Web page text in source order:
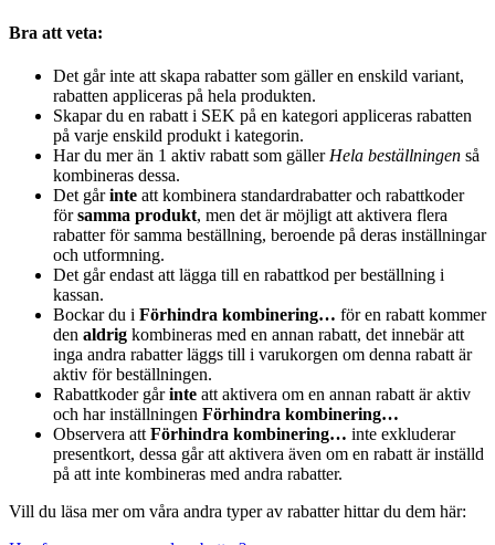
Bra att veta:
Det går inte att skapa rabatter som gäller en enskild variant,
rabatten appliceras på hela produkten.
Skapar du en rabatt i SEK på en kategori appliceras rabatten
på varje enskild produkt i kategorin.
Har du mer än 1 aktiv rabatt som gällerHela beställningen så
kombineras dessa.
Det gårinte att kombinera standardrabatter och rabattkoder
församma produkt, men det är möjligt att aktivera flera
rabatter för samma beställning, beroende på deras inställningar
och utformning.
Det går endast att lägga till en rabattkod per beställning i
kassan.
Bockar du i Förhindra kombinering… för en rabatt kommer
den aldrig kombineras med en annan rabatt, det innebär att
inga andra rabatter läggs till i varukorgen om denna rabatt är
aktiv för beställningen.
Rabattkoder gårinte att aktivera om en annan rabatt är aktiv
och har inställningen Förhindra kombinering…
Observera attFörhindra kombinering… inte exkluderar
presentkort, dessa går att aktivera även om en rabatt är inställd
på att inte kombineras med andra rabatter.
Vill du läsa mer om våra andra typer av rabatter hittar du dem här: